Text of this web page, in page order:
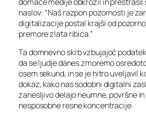
naslov: “Naš razpon pozornosti je
digitalizacije postal krajši od
premore zlata ribica.”
Ta domnevno skrb vzbujajoč
da se ljudje danes zmoremo
osem sekund, in se je hitro uveljavil
dokaz, kako nas sodobni digitalni
zanesljivo delajo neumne, površne
nesposobne resne koncentracije.